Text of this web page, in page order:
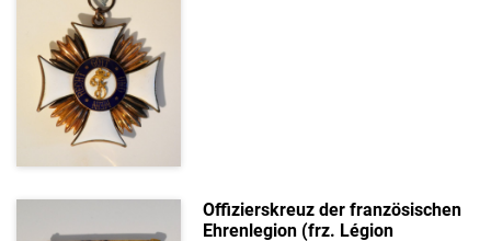
Offizierskreuz der französischen
Ehrenlegion (frz. Légion